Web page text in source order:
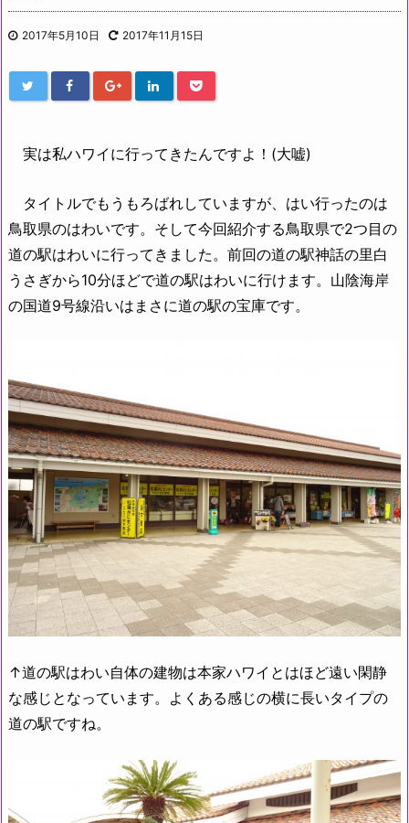
2017年5月10日 2017年11月15日
実は私ハワイに行ってきたんですよ！(大嘘)
タイトルでもうもろばれしていますが、はい行ったのは
鳥取県のはわいです。そして今回紹介する鳥取県で2つ目の
道の駅はわいに行ってきました。前回の道の駅神話の里白
うさぎから10分ほどで道の駅はわいに行けます。山陰海岸
の国道9号線沿いはまさに道の駅の宝庫です。
↑道の駅はわい自体の建物は本家ハワイとはほど遠い閑静
な感じとなっています。よくある感じの横に長いタイプの
道の駅ですね。